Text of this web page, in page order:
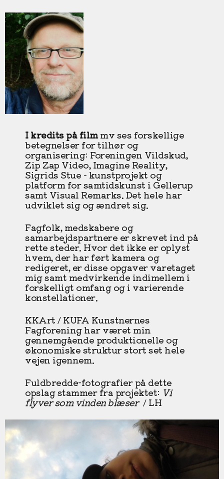
I kredits på filmmv ses forskellige
betegnelser for tilhør og
organisering: Foreningen Vildskud,
Zip Zap Video, Imagine Reality,
Sigrids Stue - kunstprojekt og
platform for samtidskunst i Gellerup
samt Visual Remarks. Det hele har
udviklet sig og ændret sig.
Fagfolk, medskabere og
samarbejdspartnere er skrevet ind på
rette steder. Hvor det ikke er oplyst
hvem, der har ført kamera og
redigeret, er disse opgaver varetaget
mig samt medvirkende indimellem i
forskelligt omfang og i varierende
konstellationer.
KKArt / KUFA Kunstnernes
Fagforening har været min
gennemgående produktionelle og
økonomiske struktur stort set hele
vejen igennem.
Fuldbredde-fotografier på dette
opslag stammer fra projektet: Vi
flyver som vinden blæser/ LH